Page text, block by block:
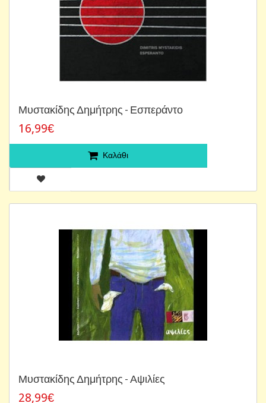
Μυστακίδης Δημήτρης - Εσπεράντο
16,99€
Καλάθι
Μυστακίδης Δημήτρης - Αψιλίες
28,99€